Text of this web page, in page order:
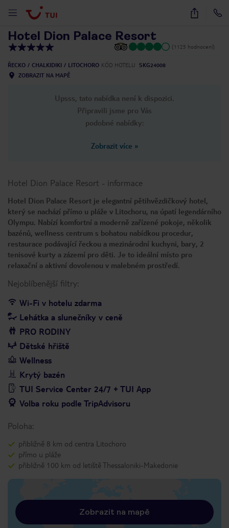
46
Hotel Dion Palace Resort
(1125 hodnocení)
ŘECKO CHALKIDIKI LITOCHORO KÓD HOTELU
SKG24008
ZOBRAZIT NA MAPĚ
Upsss, tato nabídka není k dispozici.
Připravili jsme pro Vás
podobné nabídky:
Zobrazit více »
Hotel Dion Palace Resort - informace
Hotel Dion Palace Resort je elegantní pětihvězdičkový hotel,
který se nachází přímo u pláže v Litochoru, na úpatí legendárního
Olympu. Nabízí komfortní a moderně zařízené pokoje, několik
bazénů, wellness centrum s bohatou nabídkou procedur,
restaurace podávající řeckou a mezinárodní kuchyni, bary, 2
tenisové kurty a zázemí pro děti. Je to ideální místo pro
relaxační a aktivní dovolenou v malebném prostředí.
Nejoblíbenější filtry:
Wi-Fi v hotelu zdarma
Lehátka a slunečníky v ceně
PRO RODINY
Dětské hřiště
Wellness
Krytý bazén
TUI Service Center 24/7 + TUI App
Volba roku podle TripAdvisoru
Poloha:
přibližně 8 km od centra Litochoro
přímo u pláže
přibližně 100 km od letiště Thessaloniki-Makedonie
Zobrazit na mapě